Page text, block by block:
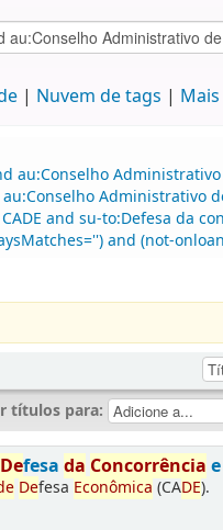
Nuvem de tags
Administrativo
and su-to:Defesa da
and (not-
títulos para:
Defesada Concorrência
Defesa Econômica (CADE).